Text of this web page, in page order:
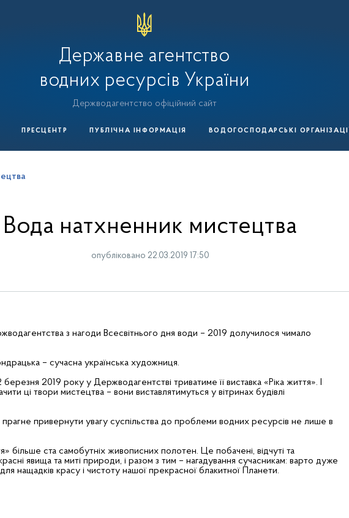
Державне агентство
водних ресурсів України
Держводагентство офіційний сайт
ПРЕСЦЕНТР ПУБЛІЧНА ІНФОРМАЦІЯ ВОДОГОСПОДАРСЬКІ ОРГАНІЗАЦІЇ
Вода натхненник мистецтва
опубліковано 22.03.2019 17:50
з нагоди Всесвітнього дня води – 2019 долучилося чимало
– сучасна українська художниця.
2019 року у Держводагентстві триватиме її виставка «Ріка життя». І
ці твори мистецтва – вони виставлятимуться у вітринах будівлі
привернути увагу суспільства до проблеми водних ресурсів не лише в
більше ста самобутніх живописних полотен. Це побачені, відчуті та
явища та миті природи, і разом з тим – нагадування сучасникам: варто дуже
нащадків красу і чистоту нашої прекрасної блакитної Планети.